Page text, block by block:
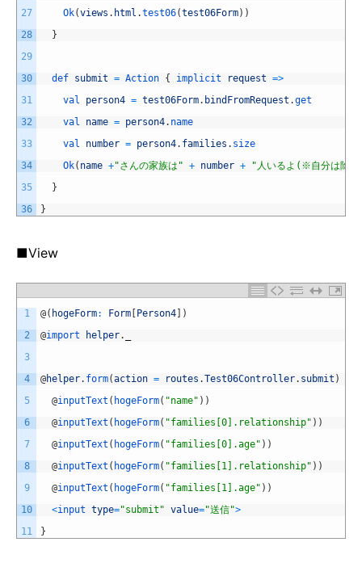
27
28
29
30
31
32
33
34
35
36
Ok(views . html .test06(test06Form) )
}
def submit = Action { implicit request =>
val person4 = test06Form. bindFromRequest .get
val name = person4. name
val number = person4. families . size
Ok( name +"さんの家族は" + number +
"人いるよ(※自分は除
}
}
■View
1
2
3
4
5
6
7
8
9
10
11
@( hogeForm: Form [Person4] )
@import helper.
@helper. form(action = routes .Test06Controller. submit )
@inputText ( hogeForm( "name" ) )
@inputText ( hogeForm( "families[0].relationship" ) )
@inputText ( hogeForm( "families[0].age" ) )
@inputText ( hogeForm( "families[1].relationship" ) )
@inputText ( hogeForm( "families[1].age" ) )
<input type="submit" value="送信">
}